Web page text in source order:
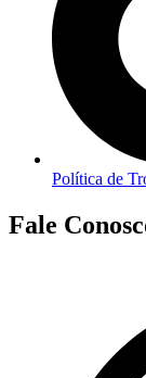
Política de
Fale